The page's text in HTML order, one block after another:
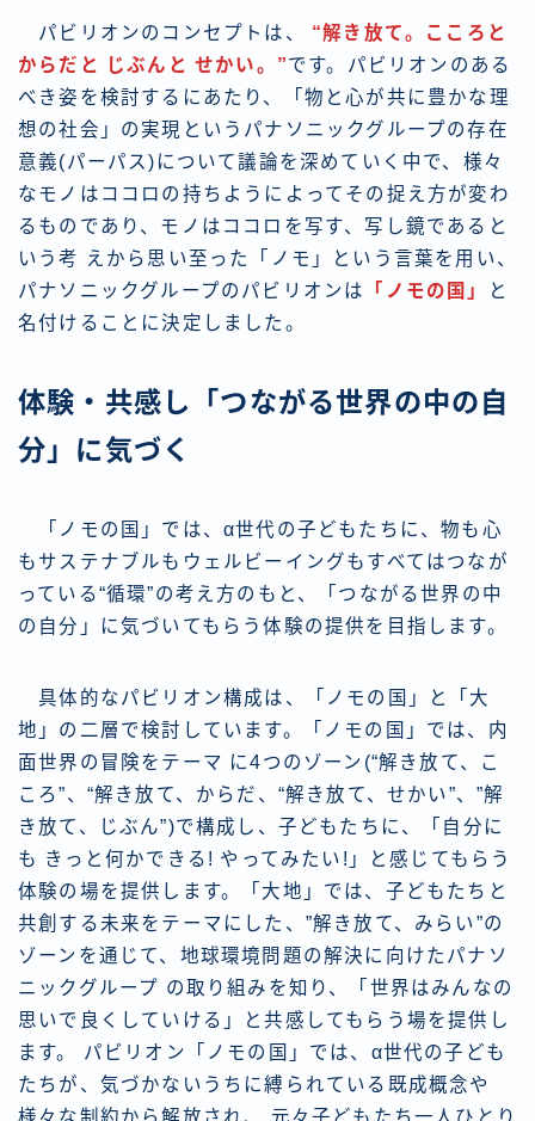
パビリオンのコンセプトは、
“解き放て。こころと
からだと じぶんと せかい。”です。パビリオンのある
べき姿を検討するにあたり、「物と心が共に豊かな理
想の社会」の実現というパナソニックグループの存在
意義(パーパス)について議論を深めていく中で、様々
なモノはココロの持ちようによってその捉え方が変わ
るものであり、モノはココロを写す、写し鏡であると
いう考 えから思い至った「ノモ」という言葉を用い、
パナソニックグループのパビリオンは
「ノモの国」
と
名付けることに決定しました。
体験・共感し「つながる世界の中の自
分」に気づく
「ノモの国」では、α世代の子どもたちに、物も心
もサステナブルもウェルビーイングもすべてはつなが
っている“循環”の考え方のもと、「つながる世界の中
の自分」に気づいてもらう体験の提供を目指します。
具体的なパビリオン構成は、「ノモの国」と「大
地」の二層で検討しています。「ノモの国」では、内
面世界の冒険をテーマ に4つのゾーン(“解き放て、こ
ころ”、“解き放て、からだ、“解き放て、せかい”、”解
き放て、じぶん”)で構成し、子どもたちに、「自分に
も きっと何かできる! やってみたい!」と感じてもらう
体験の場を提供します。「大地」では、子どもたちと
共創する未来をテーマにした、”解き放て、みらい”の
ゾーンを通じて、地球環境問題の解決に向けたパナソ
ニックグループ の取り組みを知り、「世界はみんなの
思いで良くしていける」と共感してもらう場を提供し
ます。 パビリオン「ノモの国」では、α世代の子ども
たちが、気づかないうちに縛られている既成概念や
様々な制約から解放され、 元々子どもたち一人ひとり